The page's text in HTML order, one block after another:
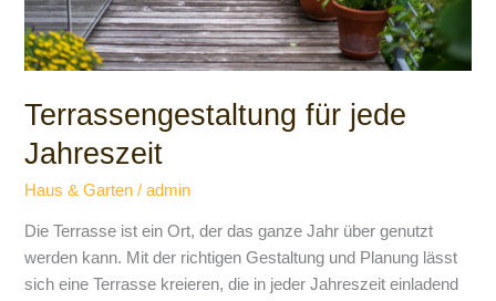
Terrassengestaltung für jede
Jahreszeit
Haus & Garten /admin
Die Terrasse ist ein Ort, der das ganze Jahr über genutzt
werden kann. Mit der richtigen Gestaltung und Planung lässt
sich eine Terrasse kreieren, die in jeder Jahreszeit einladend